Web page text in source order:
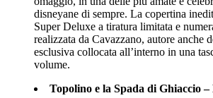
disneyane di sempre. La copertina
Super Deluxe a tiratura limitata e
realizzata da Cavazzano, autore anche
esclusiva collocata all’interno in una
volume.
Topolino e la Spada di Ghiaccio